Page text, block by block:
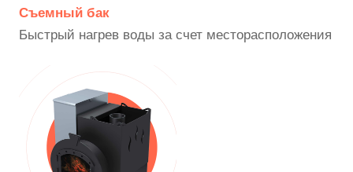
Съемный бак
Быстрый нагрев воды за счет месторасположения